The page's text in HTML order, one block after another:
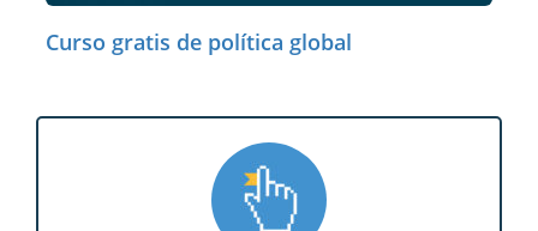
Curso gratis de política global